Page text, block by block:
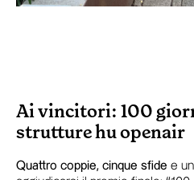
Ai vincitori: 100
strutture hu openair
Quattro coppie, cinque sfide e